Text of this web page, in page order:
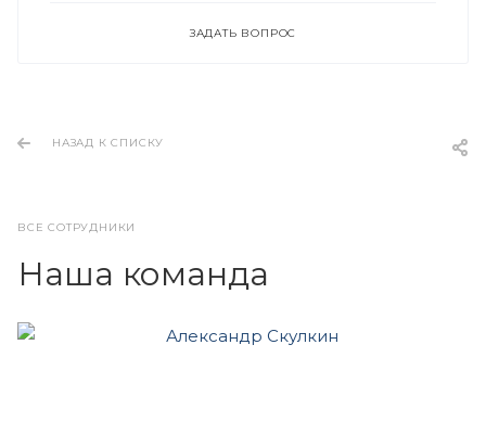
ЗАДАТЬ ВОПРОС
НАЗАД К СПИСКУ
ВСЕ СОТРУДНИКИ
Наша команда